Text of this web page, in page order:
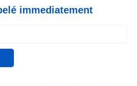
immediatement